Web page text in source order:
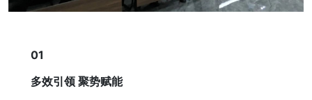
01
多效引领 聚势赋能